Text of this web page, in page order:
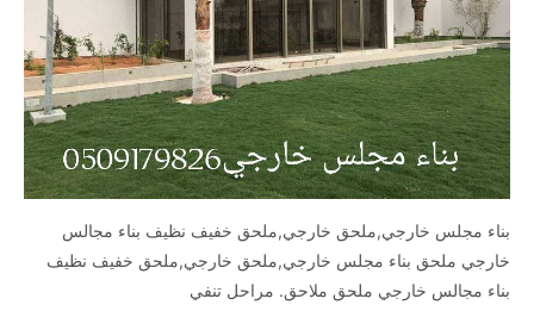
بناء مجلس خارجي,ملحق خارجي,ملحق خفيف نظيف بناء مجالس
خارجي ملحق بناء مجلس خارجي,ملحق خارجي,ملحق خفيف نظيف
بناء مجالس خارجي ملحق ملاحق. مراحل تنفي